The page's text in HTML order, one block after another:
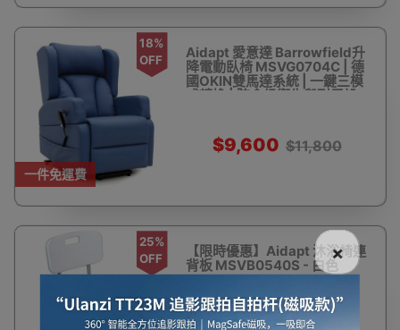
一件免運費
18%
OFF
Aidapt 愛意達 Barrowfield升
降電動臥椅 MSVG0704C | 德
國OKIN雙馬達系統 | 一鍵三模
式轉換 | 院舍級衛生與耐用設
$9,600 $11,800
25%
OFF
【限時優惠】Aidapt 沐浴椅連
背板 MSVB0540S - 白色
×